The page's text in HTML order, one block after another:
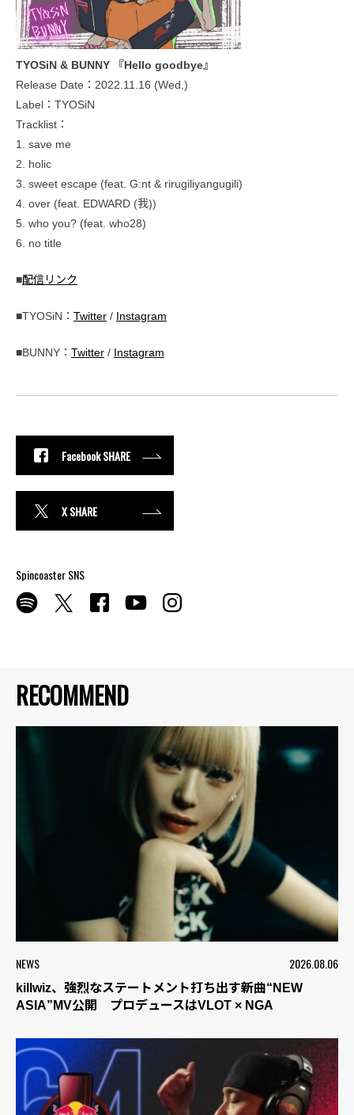
RECOMMEND
NEWS 2026.08.06
killwiz、強烈なステートメント打ち出す新曲“NEW
ASIA”MV公開 プロデュースはVLOT × NGA
TYOSiN & BUNNY 『Hello goodbye』
Release Date：2022.11.16 (Wed.)
Label：TYOSiN
Tracklist：
1. save me
2. holic
3. sweet escape (feat. G:nt & rirugiliyangugili)
4. over (feat. EDWARD (我))
5. who you? (feat. who28)
6. no title
■配信リンク
■TYOSiN： Twitter / Instagram
■BUNNY： Twitter / Instagram
Facebook SHARE
X SHARE
Spincoaster SNS